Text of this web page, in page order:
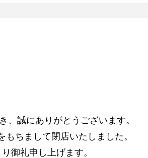
、誠にありがとうございます。
ちまして閉店いたしました。
御礼申し上げます。